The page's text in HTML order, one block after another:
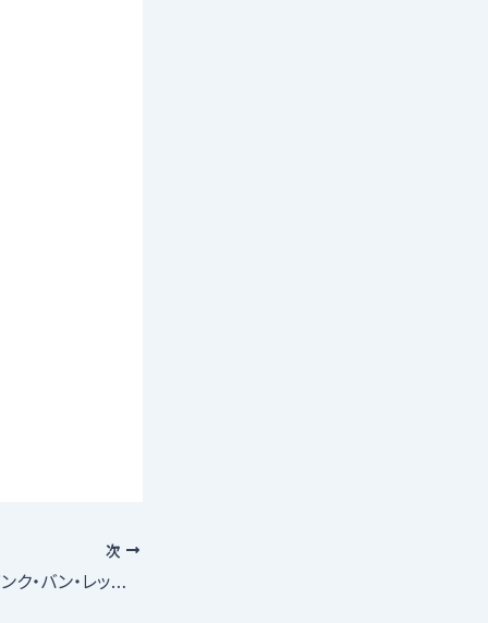
次
2025年4月舞台【バンク・バン・レッスン】出演者募集